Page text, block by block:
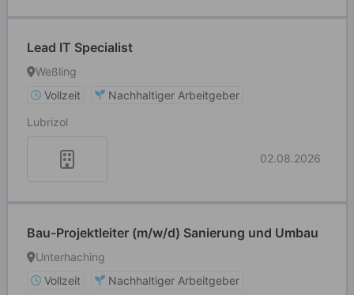
Lead IT Specialist
Weßling
Vollzeit
Nachhaltiger Arbeitgeber
Lubrizol
02.08.2026
Bau-Projektleiter (m/w/d) Sanierung und Umbau
Unterhaching
Vollzeit
Nachhaltiger Arbeitgeber